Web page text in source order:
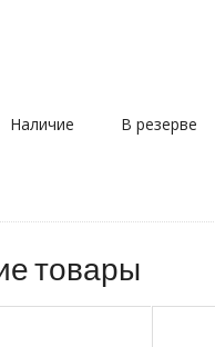
Наличие В резерве
товары